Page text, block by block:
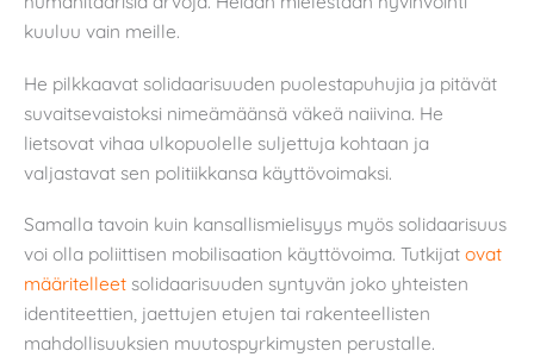
kuuluu vain meille.
He pilkkaavat solidaarisuuden puolestapuhujia ja pitävät
suvaitsevaistoksi nimeämäänsä väkeä naiivina. He
lietsovat vihaa ulkopuolelle suljettuja kohtaan ja
valjastavat sen politiikkansa käyttövoimaksi.
Samalla tavoin kuin kansallismielisyys myös solidaarisuus
voi olla poliittisen mobilisaation käyttövoima. Tutkijat ovat
määritelleet solidaarisuuden syntyvän joko yhteisten
identiteettien, jaettujen etujen tai rakenteellisten
mahdollisuuksien muutospyrkimysten perustalle.